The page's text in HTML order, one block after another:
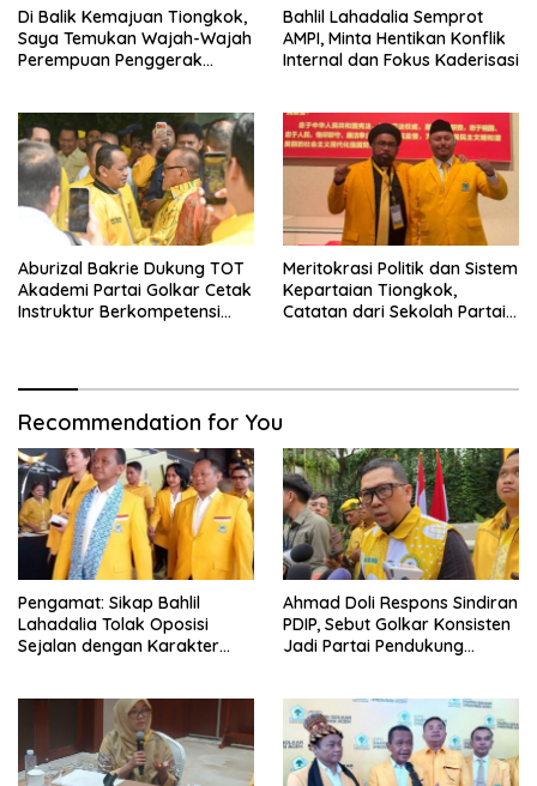
Di Balik Kemajuan Tiongkok,
Saya Temukan Wajah-Wajah
Perempuan Penggerak
Bahlil Lahadalia Semprot
AMPI, Minta Hentikan Konflik
Internal dan Fokus Kaderisasi
Aburizal Bakrie Dukung TOT
Akademi Partai Golkar Cetak
Instruktur Berkompetensi
Meritokrasi Politik dan Sistem
Kepartaian Tiongkok,
Catatan dari Sekolah Partai
Recommendation for You
Pengamat: Sikap Bahlil
Lahadalia Tolak Oposisi
Sejalan dengan Karakter
Ahmad Doli Respons Sindiran
PDIP, Sebut Golkar Konsisten
Jadi Partai Pendukung